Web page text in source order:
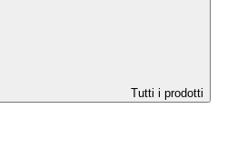
Tutti i prodotti